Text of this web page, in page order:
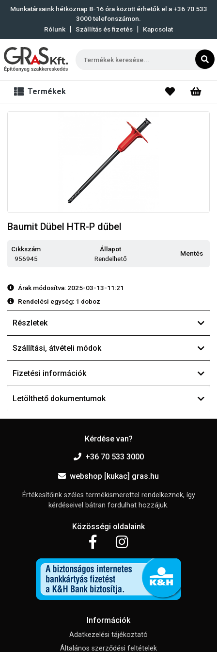
Munkatársaink hétköznap 8-16 óra között érhetők el a+36 70 533
3000telefonszámon.
Rólunk | Szállítás és fizetés | Kapcsolat
Termékek
Baumit Dübel HTR-P dűbel
Cikkszám
956945
Állapot
Rendelhető
Mentés
Árak módosítva: 2025-03-13-11:21
Rendelési egység: 1 doboz
Részletek
Szállítási, átvételi módok
Fizetési információk
Letölthető dokumentumok
Kérdése van?
+36 70 533 3000
webshop [kukac] gras.hu
Értékesítőink széles termékismerettel rendelkeznek, így
kérdéseivel bátran fordulhat hozzájuk.
Közösségi oldalaink
Információk
Adatkezelési tájékoztató
Általános szerződési feltételek